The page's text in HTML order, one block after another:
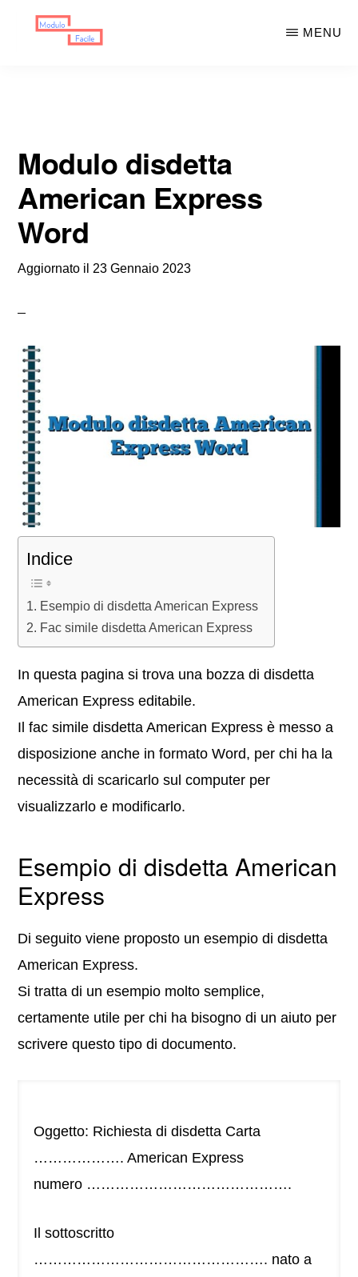
MENU
Modulo disdetta
American Express
Word
Aggiornato il 23 Gennaio 2023
Indice
Esempio di disdetta American Express
Fac simile disdetta American Express
In questa pagina si trova una bozza di disdetta
American Express editabile.
Il fac simile disdetta American Express è messo a
disposizione anche in formato Word, per chi ha la
necessità di scaricarlo sul computer per
visualizzarlo e modificarlo.
Esempio di disdetta American
Express
Di seguito viene proposto un esempio di disdetta
American Express.
Si tratta di un esempio molto semplice,
certamente utile per chi ha bisogno di un aiuto per
scrivere questo tipo di documento.
Oggetto: Richiesta di disdetta Carta
………………. American Express
numero …………………………………….
Il sottoscritto
…………………………………………. nato a